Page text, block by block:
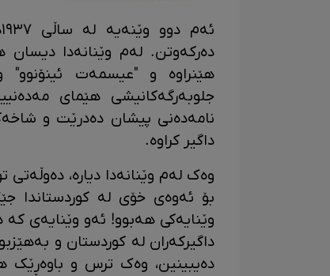
دەرکەوتن. لەم وێنانەدا
هێنراوە و "عیسمەت
جلوبەرگەکانیشی هێمای
نامەدەنی پیشان دەدرێت و
داگیر کراوە.
وەک لەم وێنانەدا دیارە، دەوڵەتی
بۆ ئەوەی خۆی لە کوردستاندا
وێنایەکی هەبوو! ئەو وێنایەی
داگیرکەران لە کوردستان و
دەیبینین، وەک ترس و باوەڕێک